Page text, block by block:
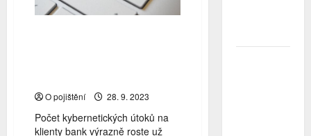
O pojištění 28. 9. 2023
Počet kybernetických útoků na
klienty bank výrazně roste už